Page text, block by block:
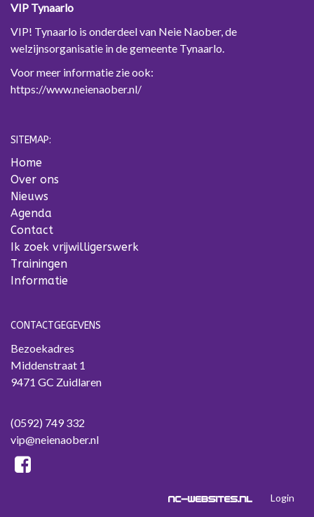
VIP Tynaarlo
VIP! Tynaarlo is onderdeel van Neie Naober, de
welzijnsorganisatie in de gemeente Tynaarlo.
Voor meer informatie zie ook:
https://www.neienaober.nl/
SITEMAP:
Home
Over ons
Nieuws
Agenda
Contact
Ik zoek vrijwilligerswerk
Trainingen
Informatie
CONTACTGEGEVENS
Bezoekadres
Middenstraat 1
9471 GC Zuidlaren
(0592) 749 332
vip@neienaober.nl
Login